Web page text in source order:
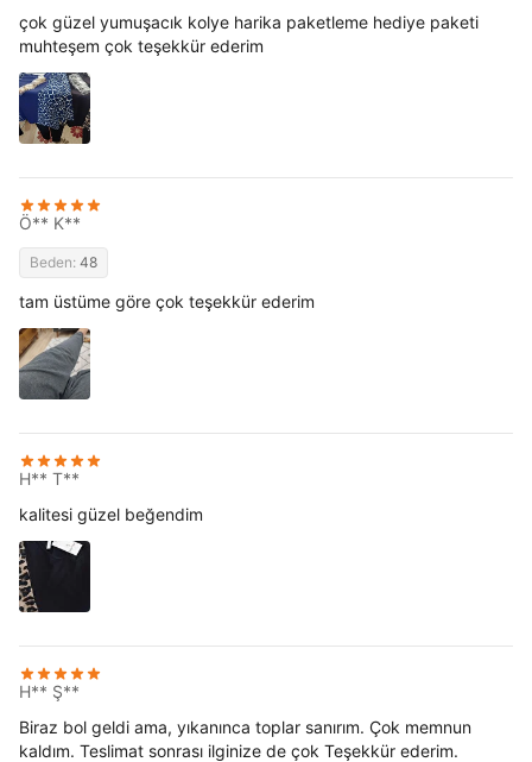
çok güzel yumuşacık kolye harika paketleme hediye paketi
muhteşem çok teşekkür ederim
Ö** K**
Beden: 48
tam üstüme göre çok teşekkür ederim
H** T**
kalitesi güzel beğendim
H** Ş**
Biraz bol geldi ama, yıkanınca toplar sanırım. Çok memnun
kaldım. Teslimat sonrası ilginize de çok Teşekkür ederim.